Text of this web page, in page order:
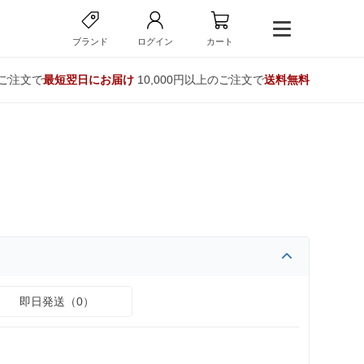
ブランド ログイン カート
注文で最短翌日にお届け10,000円以上のご注文で送料無料
即日発送（0）